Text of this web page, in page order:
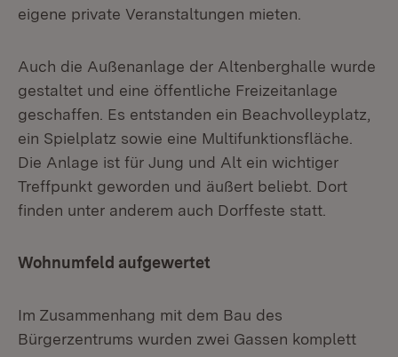
eigene private Veranstaltungen mieten.
Auch die Außenanlage der Altenberghalle wurde
gestaltet und eine öffentliche Freizeitanlage
geschaffen. Es entstanden ein Beachvolleyplatz,
ein Spielplatz sowie eine Multifunktionsfläche.
Die Anlage ist für Jung und Alt ein wichtiger
Treffpunkt geworden und äußert beliebt. Dort
finden unter anderem auch Dorffeste statt.
Wohnumfeld aufgewertet
Im Zusammenhang mit dem Bau des
Bürgerzentrums wurden zwei Gassen komplett